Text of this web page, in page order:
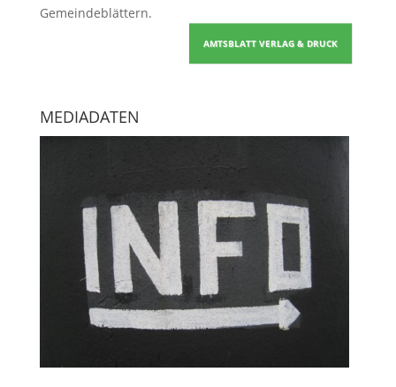
Gemeindeblättern.
AMTSBLATT VERLAG & DRUCK
MEDIADATEN